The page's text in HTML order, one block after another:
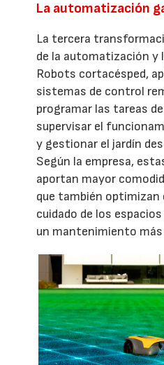
La automatización
La tercera
de la automatización y
Robots cortacésped,
sistemas de control
programar las tareas
supervisar el
y gestionar el jardín
Según la empresa,
aportan mayor
que también optimizan
cuidado de los
un mantenimiento más